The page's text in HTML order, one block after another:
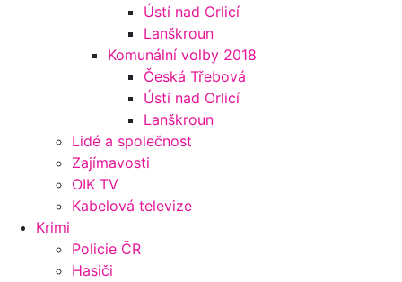
Ústí nad Orlicí
Lanškroun
Komunální volby 2018
Česká Třebová
Ústí nad Orlicí
Lanškroun
Lidé a společnost
Zajímavosti
OIK TV
Kabelová televize
Krimi
Policie ČR
Hasiči